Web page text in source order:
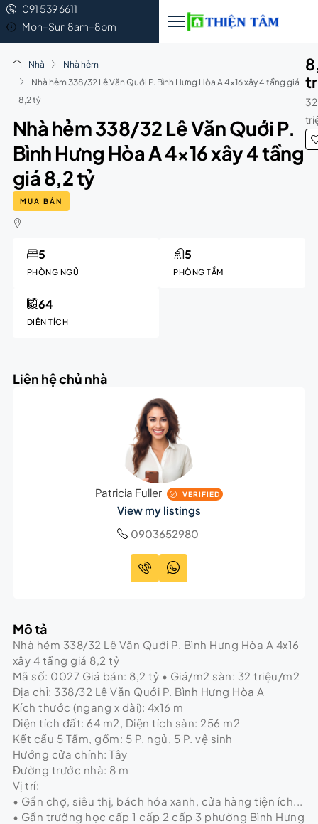
091 539 6611
Mon–Sun 8am–8pm
Nhà
Nhà hẻm
Nhà hẻm 338/32 Lê Văn Quới P. Bình Hưng Hòa A 4×16 xây 4 tầng giá
8,2 tỷ
Nhà hẻm 338/32 Lê Văn Quới P.
Bình Hưng Hòa A 4×16 xây 4 tầng
giá 8,2 tỷ
MUA BÁN
PHÒNG NGỦ
5
PHÒNG TẮM
5
DIỆN TÍCH
64
Liên hệ chủ nhà
Patricia Fuller VERIFIED
View my listings
0903652980
Mô tả
Nhà hẻm 338/32 Lê Văn Quới P. Bình Hưng Hòa A 4x16
xây 4 tầng giá 8,2 tỷ
Mã số: 0027 Giá bán: 8,2 tỷ • Giá/m2 sàn: 32 triệu/m2
Địa chỉ: 338/32 Lê Văn Quới P. Bình Hưng Hòa A
Kích thước (ngang x dài): 4x16 m
Diện tích đất: 64 m2, Diện tích sàn: 256 m2
Kết cấu 5 Tấm, gồm: 5 P. ngủ, 5 P. vệ sinh
Hướng cửa chính: Tây
Đường trước nhà: 8 m
Vị trí:
• Gần chợ, siêu thị, bách hóa xanh, cửa hàng tiện ích...
• Gần trường học cấp 1 cấp 2 cấp 3 phường Bình Hưng